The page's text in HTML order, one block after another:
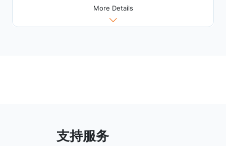
More Details
支持服务